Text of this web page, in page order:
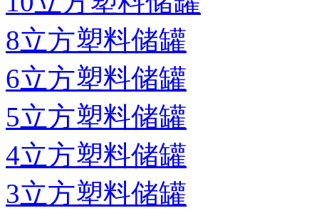
8立方塑料储罐
6立方塑料储罐
5立方塑料储罐
4立方塑料储罐
3立方塑料储罐